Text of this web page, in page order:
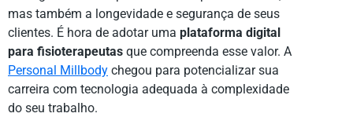
mas também a longevidade e segurança de seus
clientes. É hora de adotar uma plataforma digital
para fisioterapeutas que compreenda esse valor. A
Personal Millbody chegou para potencializar sua
carreira com tecnologia adequada à complexidade
do seu trabalho.